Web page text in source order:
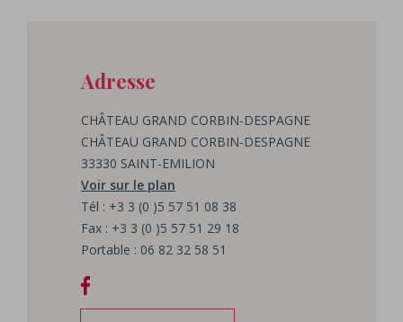
Adresse
CHÂTEAU GRAND CORBIN-DESPAGNE
CHÂTEAU GRAND CORBIN-DESPAGNE
33330 SAINT-EMILION
Voir sur le plan
Tél : +3 3 (0 )5 57 51 08 38
Fax : +3 3 (0 )5 57 51 29 18
Portable : 06 82 32 58 51